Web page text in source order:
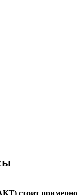
стоит примерно